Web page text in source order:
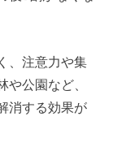
、注意力や集
公園など、
消する効果が